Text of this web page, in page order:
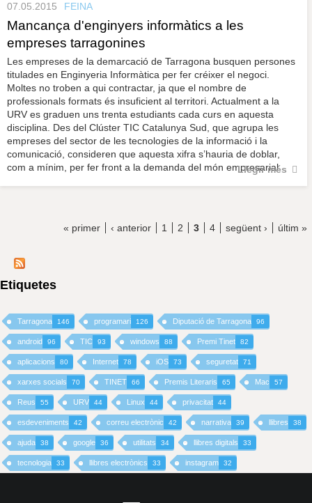
07.05.2015 FEINA
Mancança d'enginyers informàtics a les
empreses tarragonines
Les empreses de la demarcació de Tarragona busquen persones
titulades en Enginyeria Informàtica per fer créixer el negoci.
Moltes no troben a qui contractar, ja que el nombre de
professionals formats és insuficient al territori. Actualment a la
URV es graduen uns trenta estudiants cada curs en aquesta
disciplina. Des del Clúster TIC Catalunya Sud, que agrupa les
empreses del sector de les tecnologies de la informació i la
comunicació, consideren que aquesta xifra s’hauria de doblar,
com a mínim, per fer front a la demanda del món empresarial.
Llegir més
« primer ‹ anterior 1 2 3 4 següent › últim »
Etiquetes
Tarragona 146 programari 126 Diputació de Tarragona 96
android 96 TIC 93 windows 88 Premi Tinet 82
aplicacions 80 Internet 78 iOS 73 seguretat 71
xarxes socials 70 TINET 66 Premis Literaris 65 Mac 57
Reus 55 URV 44 Linux 44 privacitat 44
esdeveniments 42 correu electrònic 42 narrativa 39 llibres 38
ajuda 38 google 36 utilitats 34 llibres digitals 33
tecnologia 33 llibres electrònics 33 instagram 32